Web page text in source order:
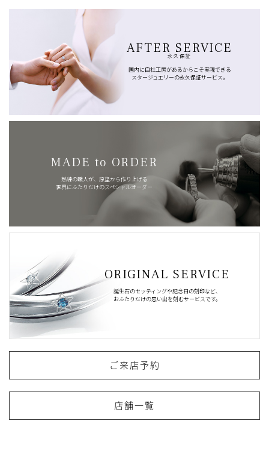
AFTER SERVICE
永久保証
国内に自社工房があるからこそ実現できる
スタージュエリーの永久保証サービス。
MADE to ORDER
熟練の職人が、原型から作り上げる
世界にふたりだけのスペシャルオーダー
ORIGINAL SERVICE
誕生石のセッティングや記念日の刻印など、
おふたりだけの思い出を刻むサービスです。
ご来店予約
店舗一覧